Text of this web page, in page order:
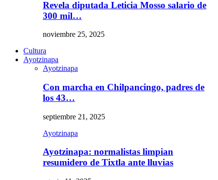
Revela diputada Leticia Mosso salario de
300 mil…
noviembre 25, 2025
Cultura
Ayotzinapa
Ayotzinapa
Con marcha en Chilpancingo, padres de
los 43…
septiembre 21, 2025
Ayotzinapa
Ayotzinapa: normalistas limpian
resumidero de Tixtla ante lluvias